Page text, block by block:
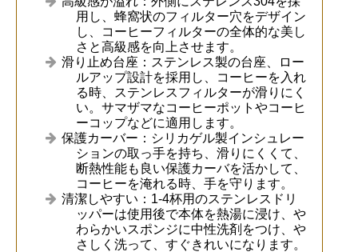
用し、蜂窩状のフィルター穴をデザイン
し、コーヒーフィルターの全体的な美し
さと高級感を向上させます。
滑り止め台座：ステンレス製の台座、ロー
ルアップ設計を採用し、コーヒーを入れ
る時、ステンレスフィルターが滑りにく
い。サマザマなコーヒーポットやコーヒ
ーコップなどに適用します。
保護カーバー：シリカゲル製インシュレー
ションの取っ手を持ち、滑りにくくて、
断熱性能も良い保護カーバを活かして、
コーヒーを淹れる時、手を守ります。
清潔しやすい：1-4杯用のステンレスドリ
ッパーは使用後で本体を熱湯に浸け、や
わらかいスポンジに中性洗剤をつけ、や
さしく洗って、すぐきれいになります。